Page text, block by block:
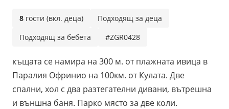
8 гости (вкл. деца)
Подходящ за деца
Подходящ за бебета
#ZGR0428
къщата се намира на 300 м. от плажната ивица в
Паралия Офринио на 100км. от Кулата. Две
спални, хол с два разтегателни дивани, вътрешна
и външна баня. Парко място за две коли.